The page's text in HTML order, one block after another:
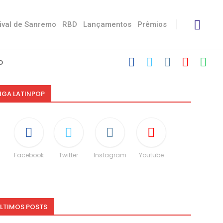
de Sanremo RBD Lançamentos Prêmios
LATINPOP
Facebook Twitter Instagram Youtube
POSTS